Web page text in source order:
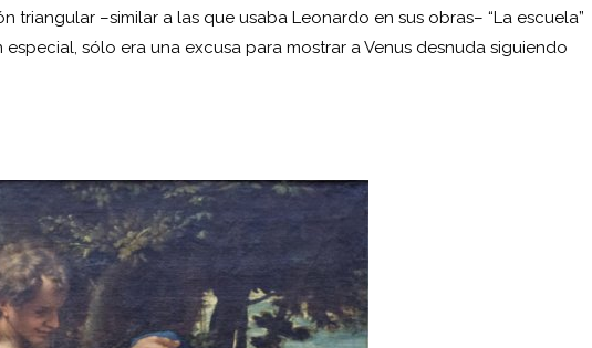
triangular –similar a las que usaba Leonardo en sus obras– “La escuela”
sólo era una excusa para mostrar a Venus desnuda siguiendo